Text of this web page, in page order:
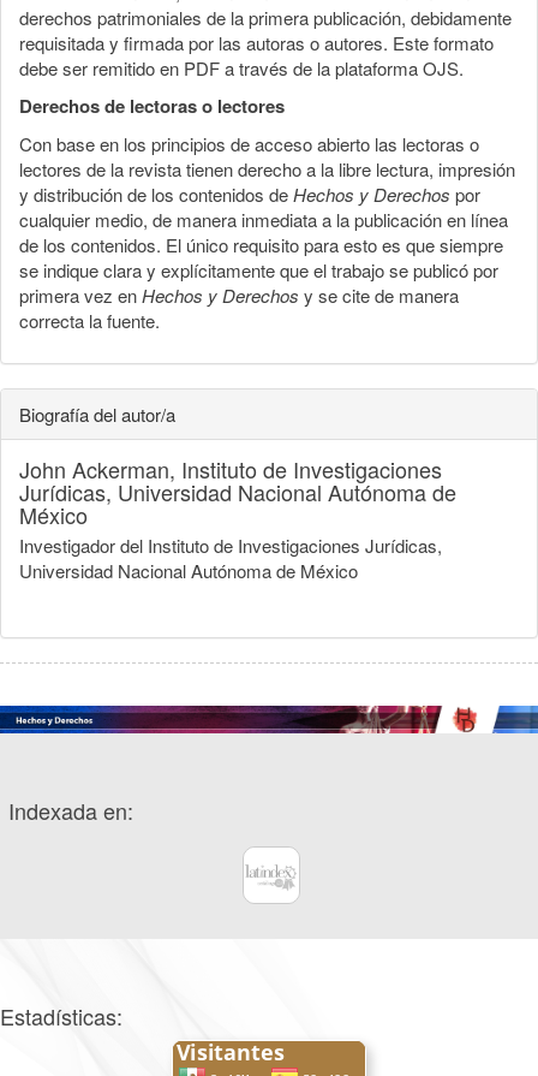
derechos patrimoniales de la primera publicación, debidamente
requisitada y firmada por las autoras o autores. Este formato
debe ser remitido en PDF a través de la plataforma OJS.
Derechos de lectoras o lectores
Con base en los principios de acceso abierto las lectoras o
lectores de la revista tienen derecho a la libre lectura, impresión
y distribución de los contenidos deHechos y Derechos por
cualquier medio, de manera inmediata a la publicación en línea
de los contenidos. El único requisito para esto es que siempre
se indique clara y explícitamente que el trabajo se publicó por
primera vez enHechos y Derechos y se cite de manera
correcta la fuente.
Biografía del autor/a
John Ackerman, Instituto de Investigaciones
Jurídicas, Universidad Nacional Autónoma de
México
Investigador del Instituto de Investigaciones Jurídicas,
Universidad Nacional Autónoma de México
Indexada en:
Estadísticas: